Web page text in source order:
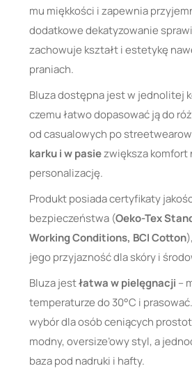
mu miękkości i zapewnia
dodatkowe dekatyzowanie
zachowuje kształt i estetykę
praniach.
Bluza dostępna jest w jednolitej
czemu łatwo dopasować ją do
od casualowych po
karku i w pasiezwiększa komfort
personalizację.
Produkt posiada certyfikaty
bezpieczeństwa (Oeko-Tex
Working Conditions, BCI Cotton
jego przyjazność dla skóry i
Bluza jestłatwa w pielęgnacji –
temperaturze do 30°C i
wybór dla osób ceniących
modny, oversize’owy styl, a
baza pod nadruki i hafty.